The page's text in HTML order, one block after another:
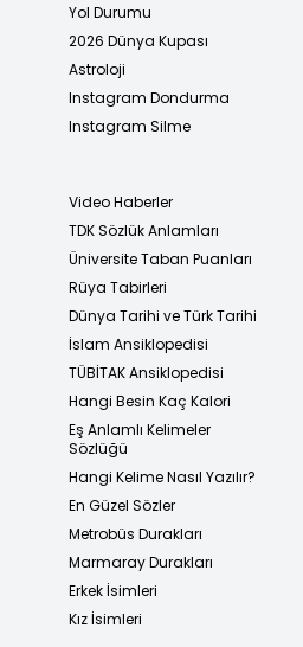
Yol Durumu
2026 Dünya Kupası
Astroloji
Instagram Dondurma
Instagram Silme
Video Haberler
TDK Sözlük Anlamları
Üniversite Taban Puanları
Rüya Tabirleri
Dünya Tarihi ve Türk Tarihi
İslam Ansiklopedisi
TÜBİTAK Ansiklopedisi
Hangi Besin Kaç Kalori
Eş Anlamlı Kelimeler
Sözlüğü
Hangi Kelime Nasıl Yazılır?
En Güzel Sözler
Metrobüs Durakları
Marmaray Durakları
Erkek İsimleri
Kız İsimleri